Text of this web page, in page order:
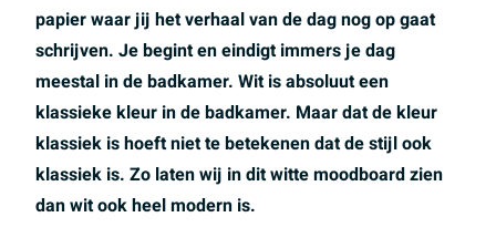
papier waar jij het verhaal van de dag nog op gaat
schrijven. Je begint en eindigt immers je dag
meestal in de badkamer. Wit is absoluut een
klassieke kleur in de badkamer. Maar dat de kleur
klassiek is hoeft niet te betekenen dat de stijl ook
klassiek is. Zo laten wij in dit witte moodboard zien
dan wit ook heel modern is.